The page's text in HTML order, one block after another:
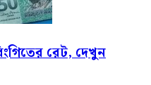
রেট, দেখুন